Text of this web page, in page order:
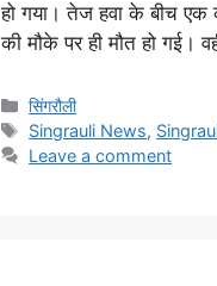
हो गया। तेज हवा के बीच एक
की मौके पर ही मौत हो गई।
Categories
सिंगरौली
Tags
Singrauli News,
Leave a comment